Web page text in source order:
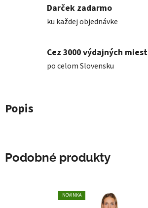
Darček zadarmo
ku každej objednávke
Cez 3000 výdajných miest
po celom Slovensku
Popis
Podobné produkty
NOVINKA